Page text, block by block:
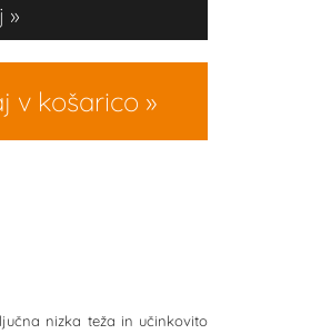
v košarico
nizka teža in učinkovito